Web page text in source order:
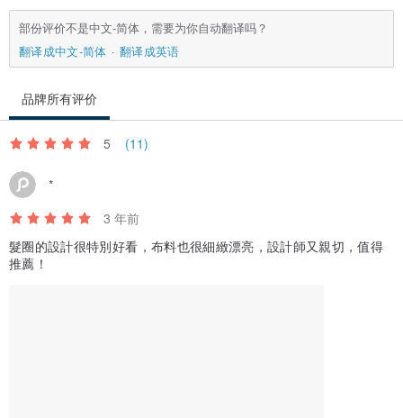
部份评价不是中文-简体，需要为你自动翻译吗？
翻译成中文-简体
翻译成英语
品牌所有评价
5 (11)
*
3 年前
髮圈的設計很特別好看，布料也很細緻漂亮，設計師又親切，值得
推薦！